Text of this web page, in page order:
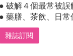
破解４個最常被誤
藥膳、茶飲、日常
雜誌訂閱